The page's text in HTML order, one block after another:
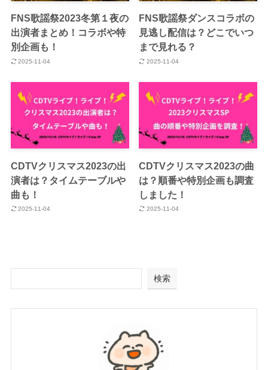
FNS歌謡祭2023冬第１夜の
出演者まとめ！コラボや特
別企画も！
2025-11-04
FNS歌謡祭ダンスコラボの
見逃し配信は？どこでいつ
まで見れる？
2025-11-04
CDTVクリスマス2023の出
演者は？タイムテーブルや
曲も！
2025-11-04
CDTVクリスマス2023の曲
は？順番や特別企画も調査
しました！
2025-11-04
検索